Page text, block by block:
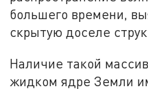
большего времени,
скрытую доселе
Наличие такой
жидком ядре Земли